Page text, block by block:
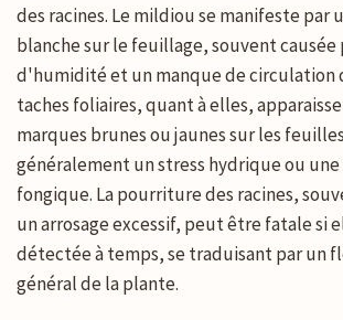
des racines. Le mildiou se manifeste par
blanche sur le feuillage, souvent causée
d'humidité et un manque de circulation
taches foliaires, quant à elles,
marques brunes ou jaunes sur les
généralement un stress hydrique ou
fongique. La pourriture des racines,
un arrosage excessif, peut être fatale si
détectée à temps, se traduisant par un
général de la plante.